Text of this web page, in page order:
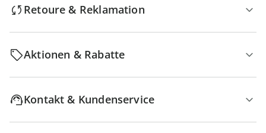
Retoure & Reklamation
Aktionen & Rabatte
Kontakt & Kundenservice